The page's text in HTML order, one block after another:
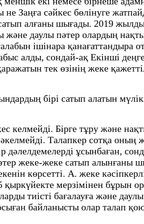
Заңға сәйкес бөлінуге
алғаны шығады. 2019
және даулы пәтер олардың
ішінара
алды, сондай-ақ Екінші
тек өзінің жеке
бірі сатып алатын
келмейді. Бірге тұру және
Талапкер сотқа оның
дәлелдемелерді ұсынбаған,
жеке-жеке сатып
көрсетті. А. жеке
мерзімінен бұрын
тиісті бағалауға және
байланысты олар талап